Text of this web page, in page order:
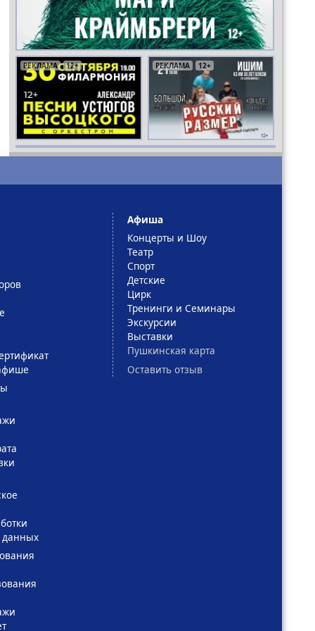
РЕКЛАМА 12+
РЕКЛАМА 16+
РЕКЛАМА 6+ РЕКЛАМА 12+
РЕКЛАМА 18+
РЕКЛАМА 6+
РЕКЛАМА 16+
данных
Афиша
Концерты и Шоу
Театр
Спорт
Детские
Цирк
Тренинги и Семинары
Экскурсии
Выставки
Пушкинская карта
Оставить отзыв